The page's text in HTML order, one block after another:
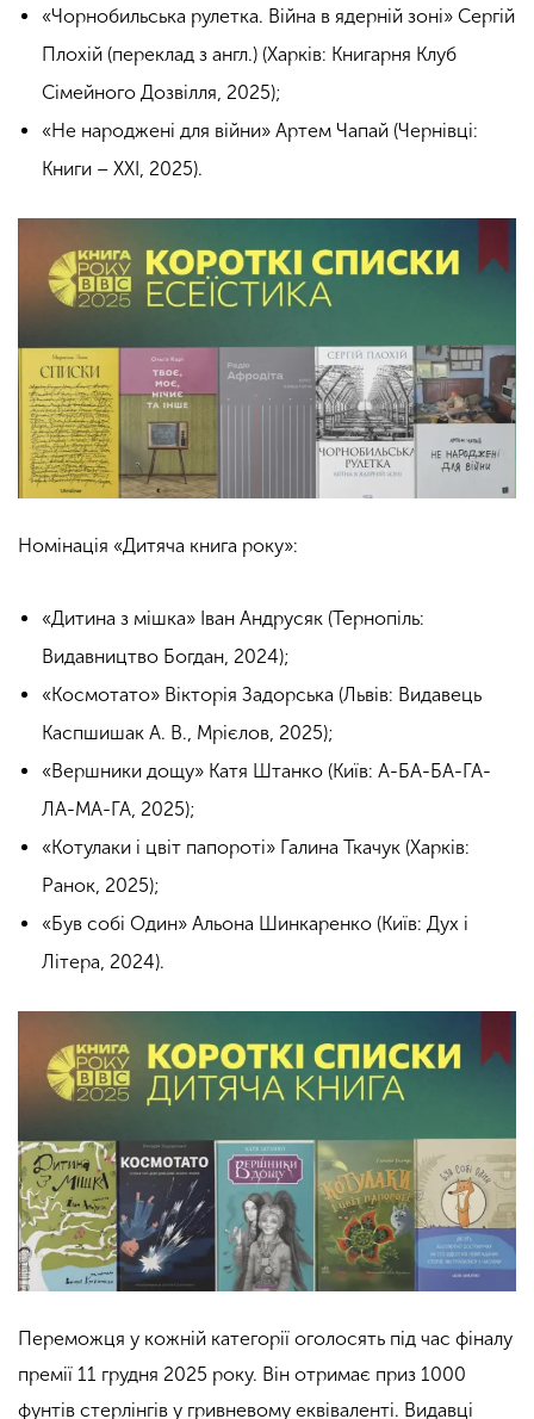
«Чорнобильська рулетка. Війна в ядерній зоні» Сергій
Плохій (переклад з англ.) (Харків: Книгарня Клуб
Сімейного Дозвілля, 2025);
«Не народжені для війни» Артем Чапай (Чернівці:
Книги – ХХІ, 2025).
Номінація «Дитяча книга року»:
«Дитина з мішка» Іван Андрусяк (Тернопіль:
Видавництво Богдан, 2024);
«Космотато» Вікторія Задорська (Львів: Видавець
Каспшишак А. В., Мрієлов, 2025);
«Вершники дощу» Катя Штанко (Київ: А-БА-БА-ГА-
ЛА-МА-ГА, 2025);
«Котулаки і цвіт папороті» Галина Ткачук (Харків:
Ранок, 2025);
«Був собі Один» Альона Шинкаренко (Київ: Дух і
Літера, 2024).
Переможця у кожній категорії оголосять під час фіналу
премії 11 грудня 2025 року. Він отримає приз 1000
фунтів стерлінгів у гривневому еквіваленті. Видавці